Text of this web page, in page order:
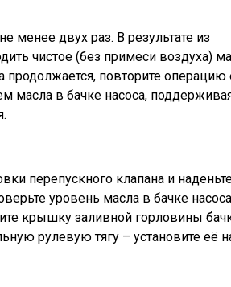
двух раз. В результате из
чистое (без примеси воздуха)
повторите
масла в бачке насоса,
перепускного клапана и
уровень масла в бачке
крышку заливной горловины
рулевую тягу – установите её